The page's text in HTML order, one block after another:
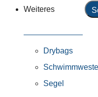
Weiteres
Drybags
Segel